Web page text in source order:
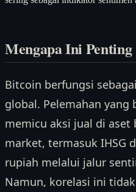
Mengapa Ini Penting
Bitcoin berfungsi
global. Pelemahan yang
memicu aksi jual di aset
market, termasuk IHSG
rupiah melalui jalur
Namun, korelasi ini